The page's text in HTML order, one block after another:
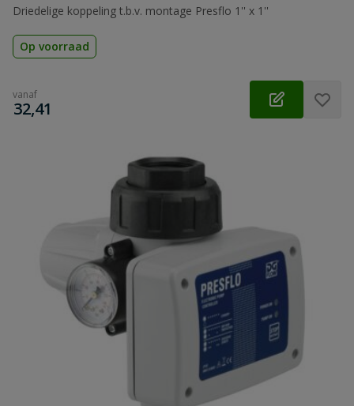
Driedelige koppeling t.b.v. montage Presflo 1'' x 1''
Op voorraad
vanaf
€
32,41